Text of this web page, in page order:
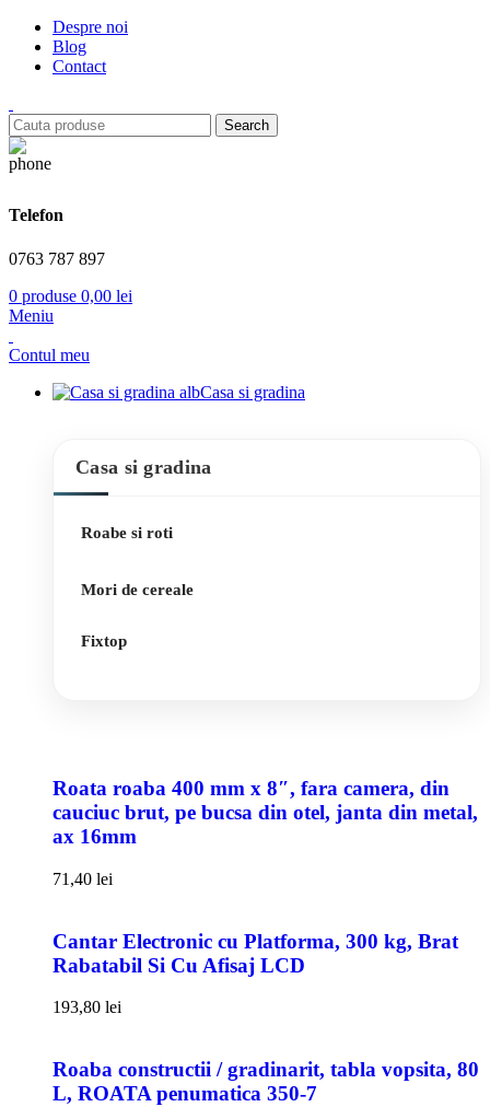
Despre noi
Blog
Contact
Search
Telefon
0763 787 897
0 produse 0,00 lei
Meniu
Contul meu
Casa si gradina
Casa si gradina
Roabe si roti
Mori de cereale
Fixtop
Roata roaba 400 mm x 8″, fara camera, din
cauciuc brut, pe bucsa din otel, janta din metal,
ax 16mm
71,40 lei
Cantar Electronic cu Platforma, 300 kg, Brat
Rabatabil Si Cu Afisaj LCD
193,80 lei
Roaba constructii / gradinarit, tabla vopsita, 80
L, ROATA penumatica 350-7